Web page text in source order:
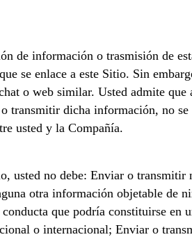
de información o trasmisión de
se enlace a este Sitio. Sin
o web similar. Usted admite
transmitir dicha información, no
usted y la Compañía.
usted no debe: Enviar o
otra información objetable de
que podría constituirse en
o internacional; Enviar o